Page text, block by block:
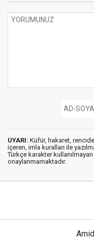
UYARI: Küfür, hakaret,
içeren, imla kuralları ile
Türkçe karakter
onaylanmamaktadır.